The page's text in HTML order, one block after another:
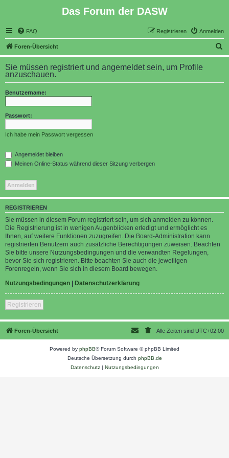
Das Forum der DASW
FAQ Anmelden
Registrieren
Foren-Übersicht
u
h
Sie müssen registriert und angemeldet sein, um Profile
anzuschauen.
Benutzername:
Passwort:
Ich habe mein Passwort vergessen
Angemeldet bleiben
Meinen Online-Status während dieser Sitzung verbergen
REGISTRIEREN
Sie müssen in diesem Forum registriert sein, um sich anmelden zu können.
Die Registrierung ist in wenigen Augenblicken erledigt und ermöglicht es
Ihnen, auf weitere Funktionen zuzugreifen. Die Board-Administration kann
registrierten Benutzern auch zusätzliche Berechtigungen zuweisen. Beachten
Sie bitte unsere Nutzungsbedingungen und die verwandten Regelungen,
bevor Sie sich registrieren. Bitte beachten Sie auch die jeweiligen
Forenregeln, wenn Sie sich in diesem Board bewegen.
Nutzungsbedingungen | Datenschutzerklärung
Registrieren
Foren-Übersicht Alle Zeiten sind UTC+02:00
Powered by phpBB® Forum Software © phpBB Limited
Deutsche Übersetzung durch phpBB.de
Datenschutz| Nutzungsbedingungen